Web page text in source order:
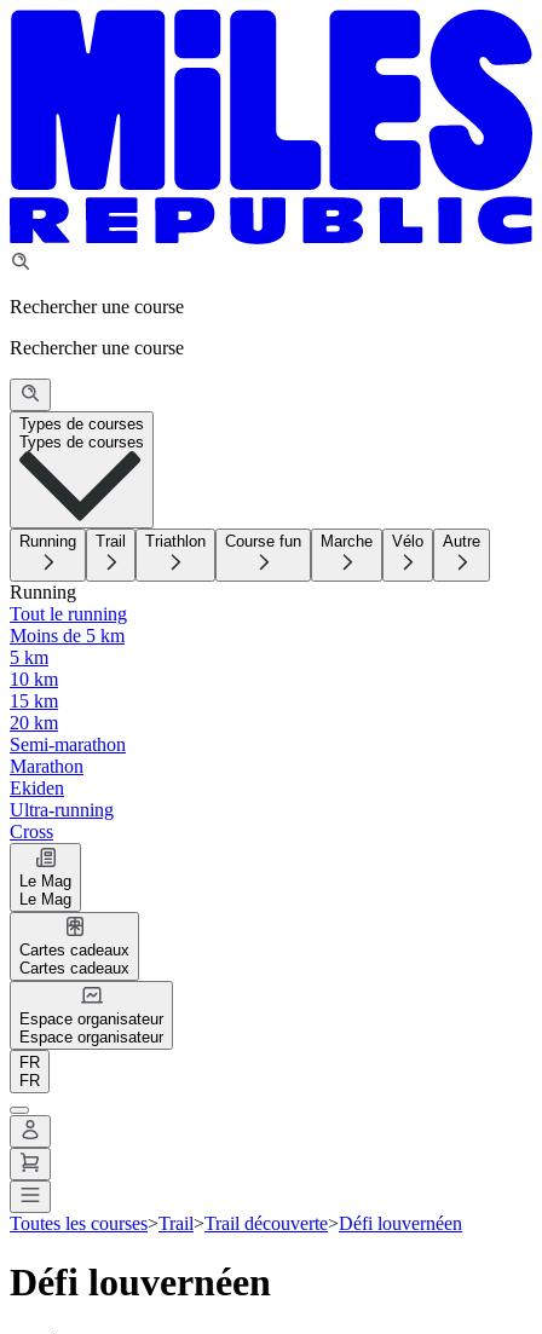
Rechercher une course
Rechercher une course
Types de courses
Types de courses
Running Trail Triathlon Course fun Marche Vélo Autre
Running
Tout le running
Moins de 5 km
5 km
10 km
15 km
20 km
Semi-marathon
Marathon
Ekiden
Ultra-running
Cross
Le Mag
Le Mag
Cartes cadeaux
Cartes cadeaux
Espace organisateur
Espace organisateur
FR
FR
Toutes les courses>Trail>Trail découverte>Défi louvernéen
Défi louvernéen